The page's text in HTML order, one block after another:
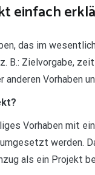
einfach
das im
B.: Zielvorgabe,
anderen Vorhaben
Vorhaben mit
werden.
als ein Projekt